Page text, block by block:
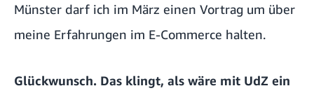
Münster darf ich im März einen Vortrag um über
meine Erfahrungen im E-Commerce halten.
Glückwunsch. Das klingt, als wäre mit UdZ ein